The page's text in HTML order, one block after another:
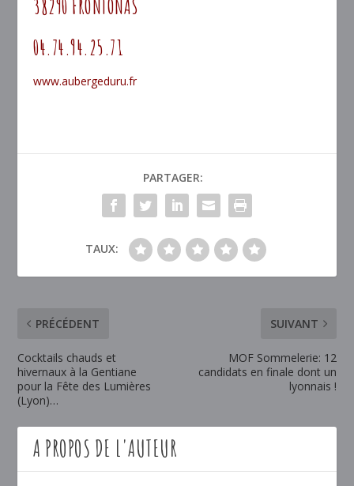
38290 FRONTONAS
04.74.94.25.71
www.aubergeduru.fr
PARTAGER:
TAUX:
PRÉCÉDENT
Cocktails chauds et
hivernaux à la Gentiane
pour la Fête des Lumières
(Lyon)…
SUIVANT
MOF Sommelerie: 12
candidats en finale dont un
lyonnais !
A PROPOS DE L'AUTEUR